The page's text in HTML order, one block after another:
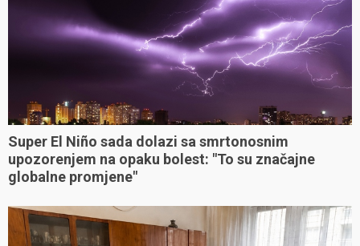
Super El Niño sada dolazi sa smrtonosnim
upozorenjem na opaku bolest: "To su značajne
globalne promjene"